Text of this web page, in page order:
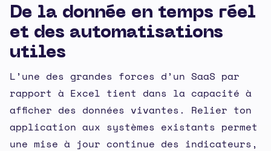
De la donnée en temps réel
et des automatisations
utiles
L’une des grandes forces d’un SaaS par
rapport à Excel tient dans la capacité à
afficher des données vivantes. Relier ton
application aux systèmes existants permet
une mise à jour continue des indicateurs,